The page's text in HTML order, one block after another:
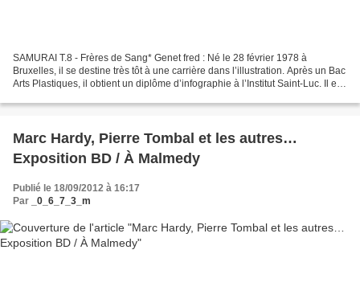
SAMURAI T.8 - Frères de Sang* Genet fred : Né le 28 février 1978 à
Bruxelles, il se destine très tôt à une carrière dans l’illustration. Après un Bac
Arts Plastiques, il obtient un diplôme d’infographie à l’Institut Saint-Luc. Il est
Marc Hardy, Pierre Tombal et les autres…
Exposition BD / À Malmedy
Publié le 18/09/2012 à 16:17
Par
_0_6_7_3_m